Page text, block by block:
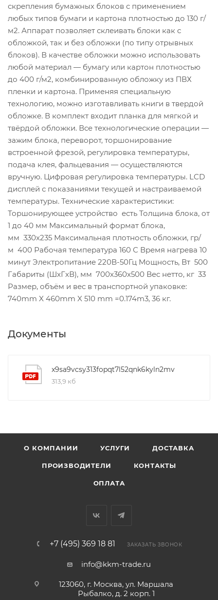
скрепления бумажных блоков с применением
любых типов бумаги и картона плотностью до 130 г/
м2. Аппарат позволяет склеивать блоки как с
обложкой, так и без обложки (по типу отрывных
блоков). В качестве обложки можно использовать
любой материал — бумагу или картон плотностью
до 400 г/м2, комбинированную обложку из ПВХ
пленки и картона. Применяя специальную
технологию, можно изготавливать книги в твердой
обложке. В комплект входит планка для мягкой и
твёрдой обложки. Все технологические операции —
зажим блока, переворот, торшонирование
встроенной фрезой, регулировка температуры,
подача клея, фальцевания — осуществляются
вручную. Цифровая регулировка температуры. LCD
дисплей с показаниями текущей и настраиваемой
температуры. Технические характеристики:
Торшонирующее устройство есть Толщина блока, от
1 до 40 мм Максимальный формат блока,
мм 330x235 Максимальная плотность обложки, гр/
м 400 Рабочая температура 160 С Время нагрева 10
минут Электропитание 220В-50Гц Мощность, Вт 500
Габариты (ШxГxВ), мм 700x360x500 Вес нетто, кг 33
Размер, объём и вес в транспортной упаковке:
740mm X 460mm X 510 mm =0.174m3, 36 кг.
Документы
x9sa9vcsy313fopqt7l52qnk6kyln2mv
313,9 кб
О КОМПАНИИ УСЛУГИ ДОСТАВКА
ПРОИЗВОДИТЕЛИ КОНТАКТЫ
ОПЛАТА
+7 (495) 369 18 81 ЗАКАЗАТЬ ЗВОНОК
info@kkm-trade.ru
123060, г. Москва, ул. Маршала
Рыбалко, д. 2 корп. 1